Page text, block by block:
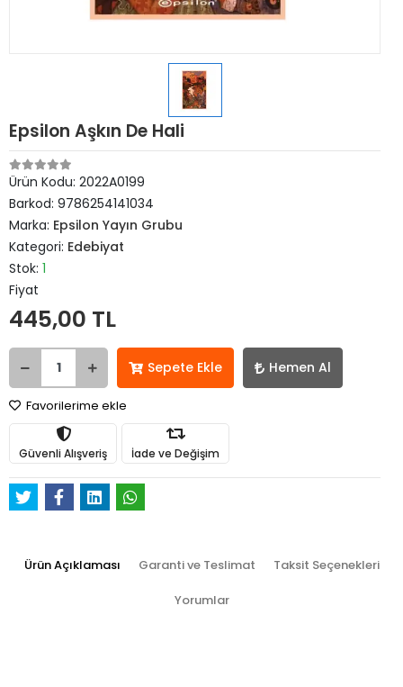
Epsilon Aşkın De Hali
Ürün Kodu: 2022A0199
Barkod: 9786254141034
Marka: Epsilon Yayın Grubu
Kategori: Edebiyat
Stok: 1
Fiyat
445,00 TL
Sepete Ekle Hemen Al
Favorilerime ekle
Güvenli Alışveriş İade ve Değişim
Ürün Açıklaması Garanti ve Teslimat Taksit Seçenekleri
Yorumlar